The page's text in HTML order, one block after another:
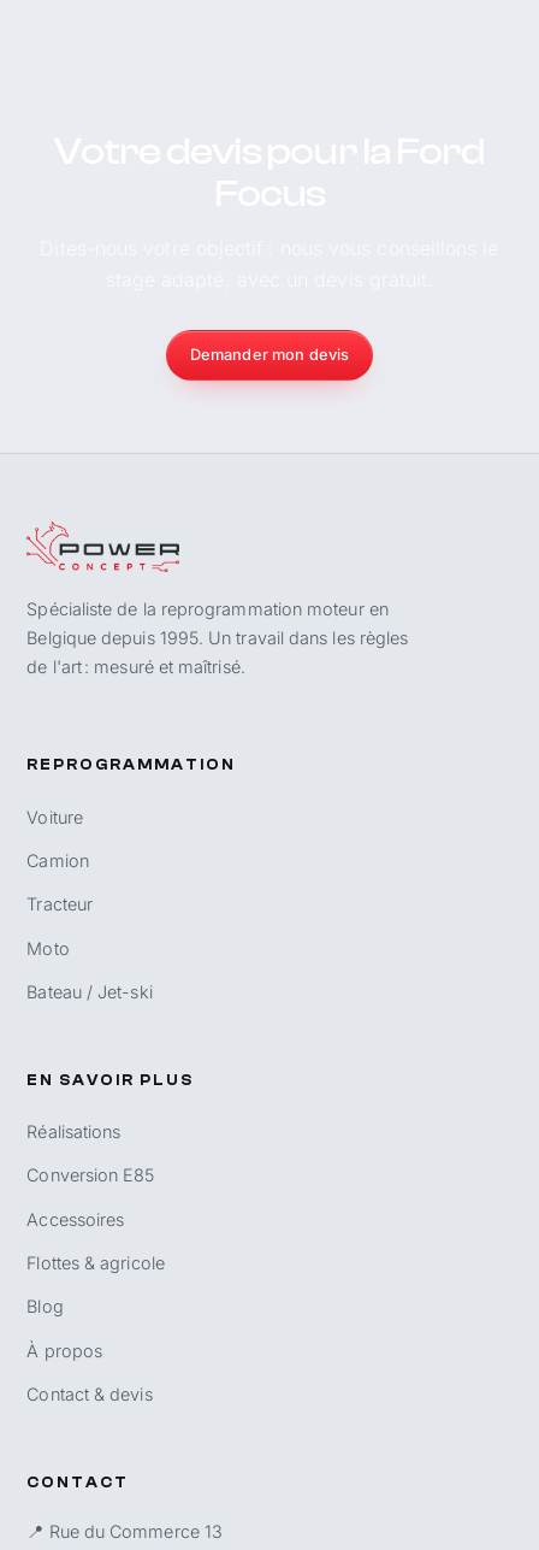
Demander mon devis
Spécialiste de la reprogrammation moteur en
Belgique depuis 1995. Un travail dans les règles
de l'art : mesuré et maîtrisé.
REPROGRAMMATION
Voiture
Camion
Tracteur
Moto
Bateau / Jet-ski
EN SAVOIR PLUS
Réalisations
Conversion E85
Accessoires
Flottes & agricole
Blog
À propos
Contact & devis
CONTACT
📍 Rue du Commerce 13